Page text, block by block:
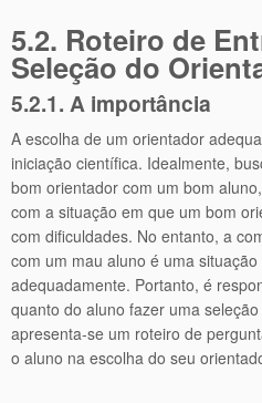
5.2. Roteiro de
Seleção do
5.2.1. A importância
A escolha de um orientador
iniciação científica. Idealmente,
bom orientador com um bom
com a situação em que um bom
com dificuldades. No entanto, a
com um mau aluno é uma
adequadamente. Portanto, é
quanto do aluno fazer uma
apresenta-se um roteiro de
o aluno na escolha do seu